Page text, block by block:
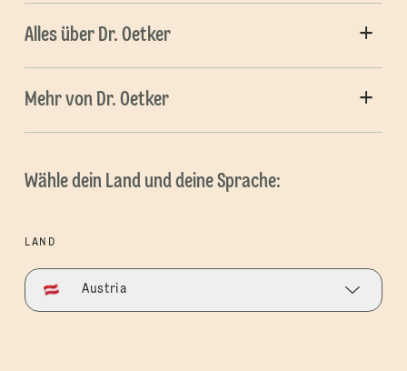
Alles über Dr. Oetker
Mehr von Dr. Oetker
Wähle dein Land und deine Sprache:
LAND
Austria